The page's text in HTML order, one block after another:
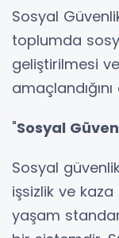
Sosyal
toplumda
geliştirilmesi ve
"Sosyal
Sosyal
işsizlik ve
yaşam